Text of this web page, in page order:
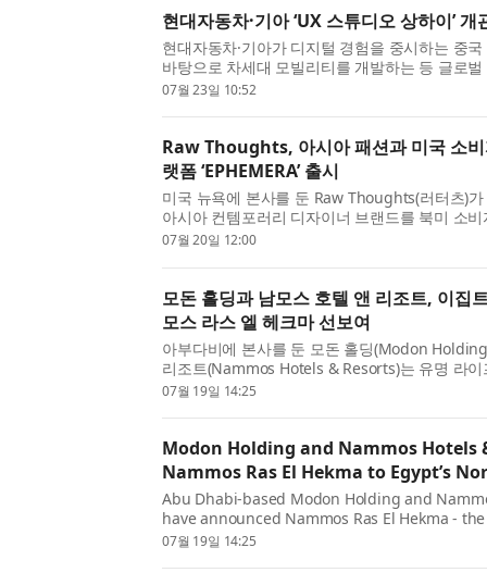
현대자동차·기아 ‘UX 스튜디오 상하이’ 개
현대자동차·기아가 디지털 경험을 중시하는 중
바탕으로 차세대 모빌리티를 개발하는 등 글로
나선다. 현대차·기아는 중국 상하이시 징안구에
07월 23일 10:52
Raw Thoughts, 아시아 패션과 미국 소
랫폼 ‘EPHEMERA’ 출시
미국 뉴욕에 본사를 둔 Raw Thoughts(러터츠)가
아시아 컨템포러리 디자이너 브랜드를 북미 소
욕 기반 패션 리테일 플랫폼 ‘EPHEMERA(에페메
07월 20일 12:00
모돈 홀딩과 남모스 호텔 앤 리조트, 이집
모스 라스 엘 헤크마 선보여
아부다비에 본사를 둔 모돈 홀딩(Modon
리조트(Nammos Hotels & Resorts)는 유명 라
탈리티 브랜드 남모스가 이집트에서 처음으로
07월 19일 14:25
Modon Holding and Nammos Hotels
Nammos Ras El Hekma to Egypt’s
Abu Dhabi-based Modon Holding and
have announced Nammos Ras El Hekma -
and hospitality brand’s first fully integrated
07월 19일 14:25